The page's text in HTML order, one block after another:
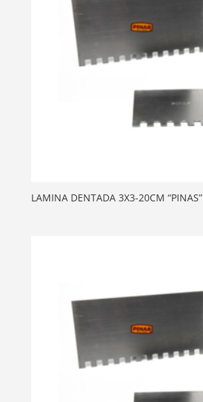
LAMINA DENTADA 3X3-20CM “PINAS”